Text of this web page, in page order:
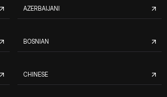
AZERBAIJANI
BOSNIAN
CHINESE